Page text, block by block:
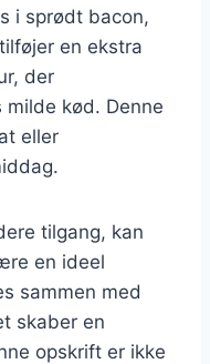
i sprødt bacon,
en ekstra
der
milde kød. Denne
eller
tilgang, kan
en ideel
sammen med
skaber en
opskrift er ikke